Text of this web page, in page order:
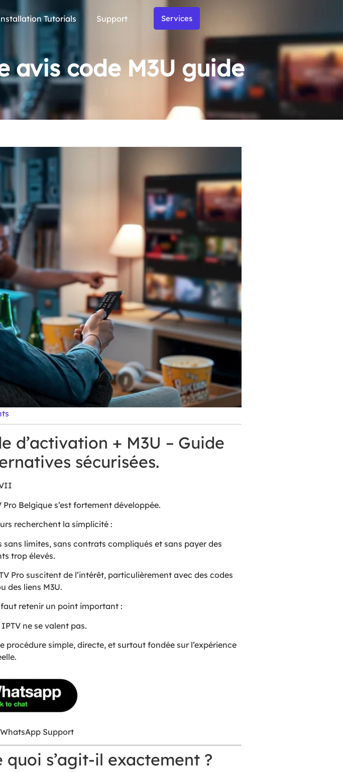
Tutorials Support Services
avis code M3U guide
d’activation + M3U – Guide
sécurisées.
Belgique s’est fortement développée.
recherchent la simplicité :
limites, sans contrats compliqués et sans payer des
trop élevés.
Pro suscitent de l’intérêt, particulièrement avec des codes
des liens M3U.
retenir un point important :
ne se valent pas.
procédure simple, directe, et surtout fondée sur l’expérience
Support
quoi s’agit-il exactement ?